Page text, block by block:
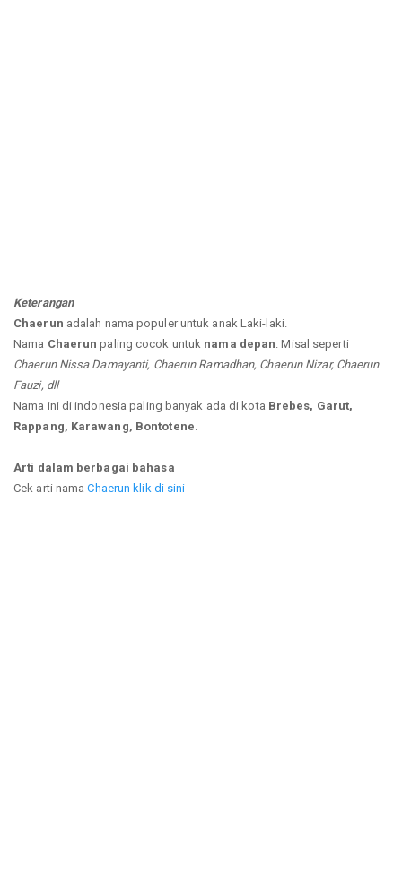
Keterangan
Chaerun adalah nama populer untuk anak Laki-laki.
Nama Chaerun paling cocok untuk nama depan . Misal seperti
Chaerun Nissa Damayanti, Chaerun Ramadhan, Chaerun Nizar, Chaerun
Fauzi, dll
Nama ini di indonesia paling banyak ada di kota Brebes, Garut,
Rappang, Karawang, Bontotene
Arti dalam berbagai bahasa
Cek arti namaChaerun klik di sini